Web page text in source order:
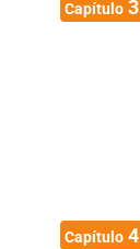
Capítulo3
Capítulo4